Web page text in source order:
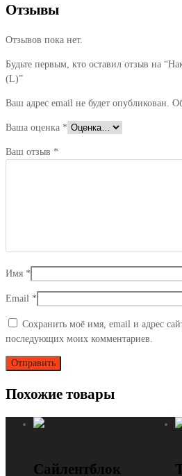
Lacetti
(L)
Отзывы
Отзывов пока нет.
Будьте первым, кто оставил отзыв на
(L)”
Ваш адрес email не будет опубликован.
Ваша оценка *
Ваш отзыв *
Имя *
Email *
Сохранить моё имя, email и адрес
последующих моих комментариев.
Похожие товары
Сайлентблок